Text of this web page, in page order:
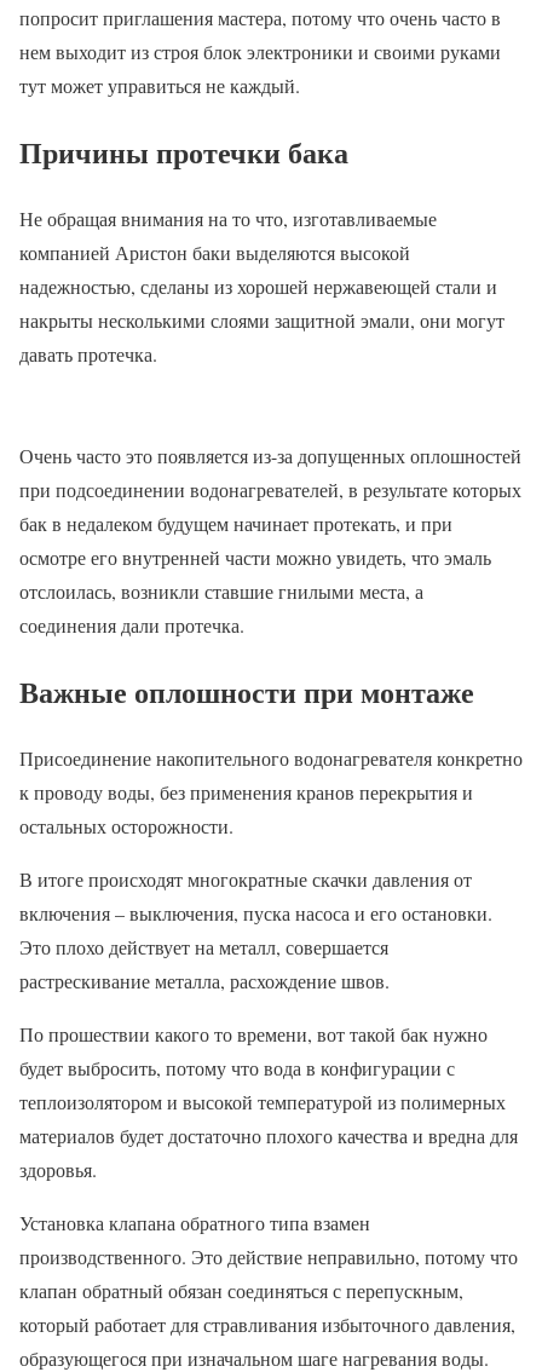
попросит приглашения мастера, потому что очень часто в
нем выходит из строя блок электроники и своими руками
тут может управиться не каждый.
Причины протечки бака
Не обращая внимания на то что, изготавливаемые
компанией Аристон баки выделяются высокой
надежностью, сделаны из хорошей нержавеющей стали и
накрыты несколькими слоями защитной эмали, они могут
давать протечка.
Очень часто это появляется из-за допущенных оплошностей
при подсоединении водонагревателей, в результате которых
бак в недалеком будущем начинает протекать, и при
осмотре его внутренней части можно увидеть, что эмаль
отслоилась, возникли ставшие гнилыми места, а
соединения дали протечка.
Важные оплошности при монтаже
Присоединение накопительного водонагревателя конкретно
к проводу воды, без применения кранов перекрытия и
остальных осторожности.
В итоге происходят многократные скачки давления от
включения – выключения, пуска насоса и его остановки.
Это плохо действует на металл, совершается
растрескивание металла, расхождение швов.
По прошествии какого то времени, вот такой бак нужно
будет выбросить, потому что вода в конфигурации с
теплоизолятором и высокой температурой из полимерных
материалов будет достаточно плохого качества и вредна для
здоровья.
Установка клапана обратного типа взамен
производственного. Это действие неправильно, потому что
клапан обратный обязан соединяться с перепускным,
который работает для стравливания избыточного давления,
образующегося при изначальном шаге нагревания воды.